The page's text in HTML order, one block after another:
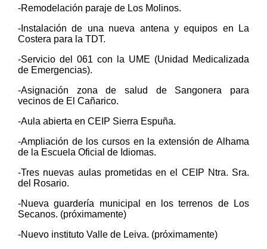
-Remodelación paraje de Los Molinos.
-Instalación de una nueva antena y equipos en La
Costera para la TDT.
-Servicio del 061 con la UME (Unidad Medicalizada
de Emergencias).
-Asignación zona de salud de Sangonera para
vecinos de El Cañarico.
-Aula abierta en CEIP Sierra Espuña.
-Ampliación de los cursos en la extensión de Alhama
de la Escuela Oficial de Idiomas.
-Tres nuevas aulas prometidas en el CEIP Ntra. Sra.
del Rosario.
-Nueva guardería municipal en los terrenos de Los
Secanos. (próximamente)
-Nuevo instituto Valle de Leiva. (próximamente)